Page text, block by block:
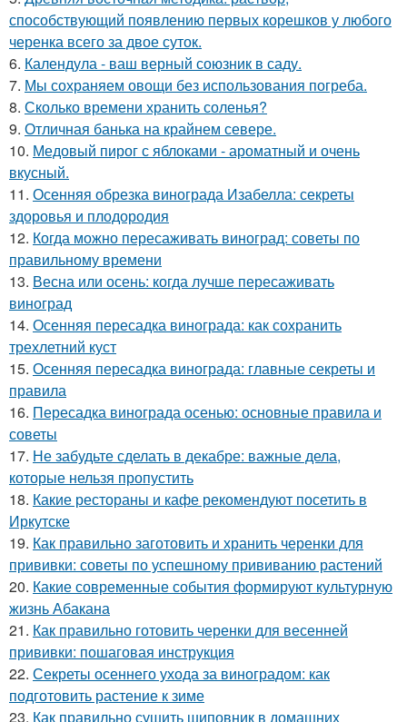
способствующий появлению первых корешков у любого
черенка всего за двое суток.
6. Календула - ваш верный союзник в саду.
7. Мы сохраняем овощи без использования погреба.
8. Сколько времени хранить соленья?
9. Отличная банька на крайнем севере.
10. Медовый пирог с яблоками - ароматный и очень
вкусный.
11. Осенняя обрезка винограда Изабелла: секреты
здоровья и плодородия
12. Когда можно пересаживать виноград: советы по
правильному времени
13. Весна или осень: когда лучше пересаживать
виноград
14. Осенняя пересадка винограда: как сохранить
трехлетний куст
15. Осенняя пересадка винограда: главные секреты и
правила
16. Пересадка винограда осенью: основные правила и
советы
17. Не забудьте сделать в декабре: важные дела,
которые нельзя пропустить
18. Какие рестораны и кафе рекомендуют посетить в
Иркутске
19. Как правильно заготовить и хранить черенки для
прививки: советы по успешному прививанию растений
20. Какие современные события формируют культурную
жизнь Абакана
21. Как правильно готовить черенки для весенней
прививки: пошаговая инструкция
22. Секреты осеннего ухода за виноградом: как
подготовить растение к зиме
23. Как правильно сушить шиповник в домашних